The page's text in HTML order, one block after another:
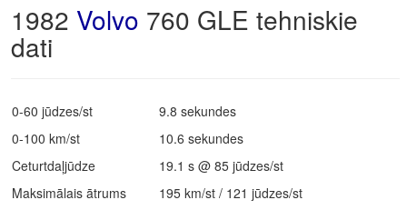
1982 Volvo 760 GLE tehniskie
dati
0-60 jūdzes/st
9.8 sekundes
0-100 km/st
10.6 sekundes
Ceturtdaļjūdze
19.1 s @ 85 jūdzes/st
Maksimālais ātrums
195 km/st / 121 jūdzes/st